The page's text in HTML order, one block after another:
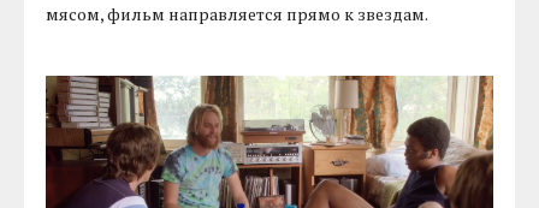
мясом, фильм направляется прямо к звездам.